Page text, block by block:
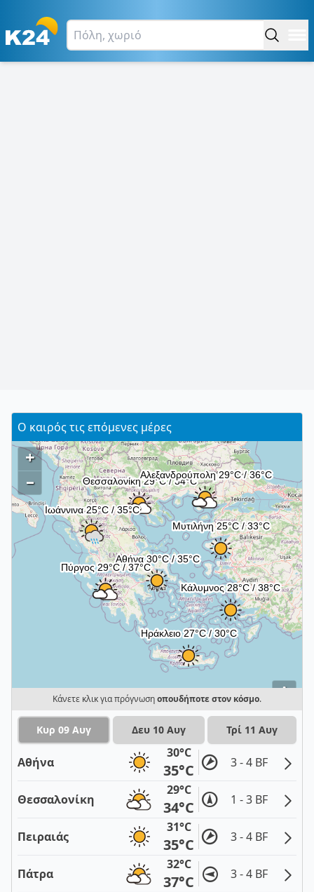
Ο καιρός τις επόμενες μέρες
i
+
–
Κάνετε κλικ για πρόγνωσηοπουδήποτε στον κόσμο.
Κυρ 09 Αυγ Δευ 10 Αυγ Τρί 11 Αυγ
Αθήνα
30°C
35°C 3 - 4 BF
Θεσσαλονίκη
29°C
34°C 1 - 3 BF
Πειραιάς
31°C
35°C 3 - 4 BF
Πάτρα
32°C
37°C 3 - 4 BF